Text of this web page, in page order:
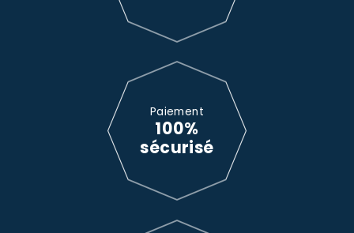
Paiement
100%
sécurisé